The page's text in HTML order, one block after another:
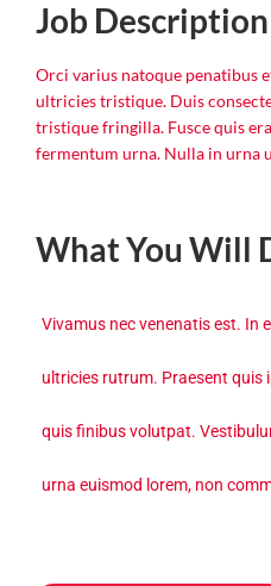
Job Description
Orci varius natoque penatibus
ultricies tristique. Duis
tristique fringilla. Fusce quis
fermentum urna. Nulla in urna
What You Will
Vivamus nec venenatis est. In
ultricies rutrum. Praesent quis
quis finibus volutpat.
urna euismod lorem, non